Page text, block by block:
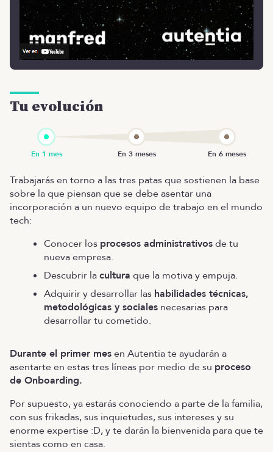
Tu evolución
Trabajarás en torno a las tres patas que sostienen la base
sobre la que piensan que se debe asentar una
incorporación a un nuevo equipo de trabajo en el mundo
tech:
Conocer los procesos administrativosde tu
nueva empresa.
Descubrir lacultura que la motiva y empuja.
Adquirir y desarrollar las habilidades técnicas,
metodológicas y sociales necesarias para
desarrollar tu cometido.
Durante el primer mesen Autentia te ayudarán a
asentarte en estas tres líneas por medio de su proceso
de Onboarding.
Por supuesto, ya estarás conociendo a parte de la familia,
con sus frikadas, sus inquietudes, sus intereses y su
enorme expertise :D, y te darán la bienvenida para que te
sientas como en casa.